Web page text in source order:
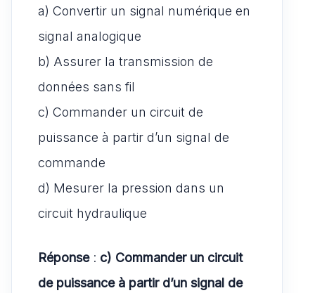
a) Convertir un signal numérique en
signal analogique
b) Assurer la transmission de
données sans fil
c) Commander un circuit de
puissance à partir d’un signal de
commande
d) Mesurer la pression dans un
circuit hydraulique
Réponse: c) Commander un circuit
de puissance à partir d’un signal de